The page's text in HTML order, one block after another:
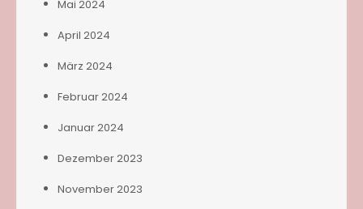
Mai 2024
April 2024
März 2024
Februar 2024
Januar 2024
Dezember 2023
November 2023